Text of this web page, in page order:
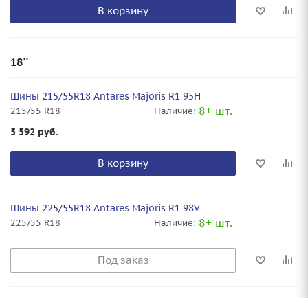
В корзину
18''
Шины 215/55R18 Antares Majoris R1 95H
215/55 R18 Наличие: 8+ шт.
5 592 руб.
В корзину
Шины 225/55R18 Antares Majoris R1 98V
225/55 R18 Наличие: 8+ шт.
Под заказ